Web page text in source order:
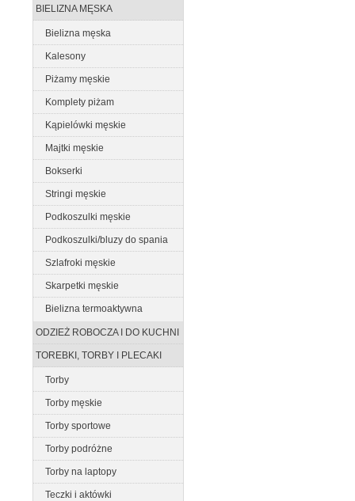
BIELIZNA MĘSKA
Bielizna męska
Kalesony
Piżamy męskie
Komplety piżam
Kąpielówki męskie
Majtki męskie
Bokserki
Stringi męskie
Podkoszulki męskie
Podkoszulki/bluzy do spania
Szlafroki męskie
Skarpetki męskie
Bielizna termoaktywna
ODZIEŻ ROBOCZA I DO KUCHNI
TOREBKI, TORBY I PLECAKI
Torby
Torby męskie
Torby sportowe
Torby podróżne
Torby na laptopy
Teczki i aktówki